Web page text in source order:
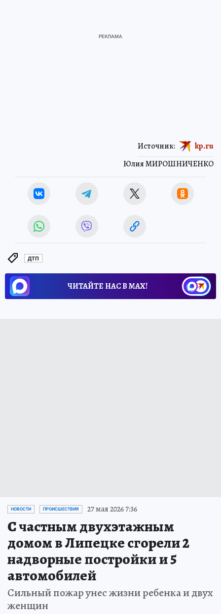
Юлия МИРОШНИЧЕНКО
Источник: kp.ru
ДТП
ЧИТАЙТЕ НАС В МАХ!
НОВОСТИ ПРОИСШЕСТВИЯ 27 мая 2026 7:36
С частным двухэтажным
домом в Липецке сгорели 2
надворные постройки и 5
автомобилей
Сильный пожар унес жизни ребенка и двух
женщин